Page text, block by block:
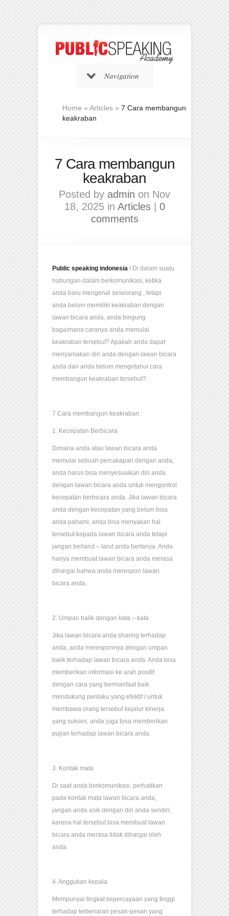
Navigation
Home » Articles » 7 Cara membangun
keakraban
7 Cara membangun
keakraban
Posted by admin on Nov
18, 2025 in Articles| 0
comments
Public speaking indonesia I Di dalam suatu
hubungan dalam berkomunikasi, ketika
anda baru mengenal seseorang , tetapi
anda belum memiliki keakraban dengan
lawan bicara anda, anda bingung
bagaimana caranya anda memulai
keakraban tersebut? Apakah anda dapat
menyamakan diri anda dengan lawan bicara
anda dan anda belum mengetahui cara
membangun keakraban tersebut?
7 Cara membangun keakraban :
1. Kecepatan Berbicara
Dimana anda atau lawan bicara anda
memulai sebuah percakapan dengan anda,
anda harus bisa menyesuaikan diri anda
dengan lawan bicara anda untuk mengontrol
kecepatan berbicara anda. Jika lawan bicara
anda dengan kecepatan yang belum bisa
anda pahami, anda bisa menyakan hal
tersebut kepada lawan bicara anda tetapi
jangan berlarut – larut anda bertanya. Anda
hanya membuat lawan bicara anda merasa
dihargai bahwa anda merespon lawan
bicara anda.
2. Umpan balik dengan kata – kata
Jika lawan bicara anda sharing terhadap
anda, anda meresponnya dengan umpan
balik terhadap lawan bicara anda. Anda bisa
memberikan informasi ke arah positif
dengan cara yang bermanfaat baik
mendukung perilaku yang efektif / untuk
membawa orang tersebut kejalur kinerja
yang sukses, anda juga bisa memberikan
pujian terhadap lawan bicara anda.
3. Kontak mata
Di saat anda berkomunikasi, perhatikan
pada kontak mata lawan bicara anda,
jangan anda asik dengan diri anda sendiri,
karena hal tersebut bisa membuat lawan
bicara anda merasa tidak dihargai oleh
anda.
4. Anggukan kepala
Mempunyai tingkat kepercayaan yang tinggi
terhadap kebenaran pesan-pesan yang